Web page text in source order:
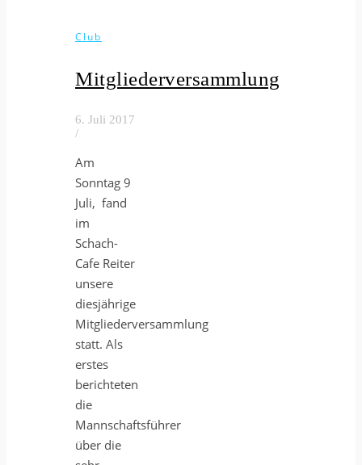
Club
Mitgliederversammlung
6. Juli 2017
/
Am
Sonntag 9
Juli, fand
im
Schach-
Cafe Reiter
unsere
diesjährige
Mitgliederversammlung
statt. Als
erstes
berichteten
die
Mannschaftsführer
über die